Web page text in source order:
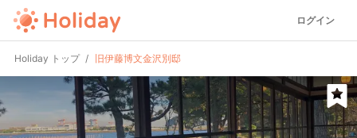
ログイン
Holiday トップ 旧伊藤博文金沢別邸